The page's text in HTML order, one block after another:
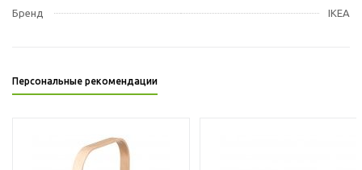
Бренд IKEA
Персональные рекомендации